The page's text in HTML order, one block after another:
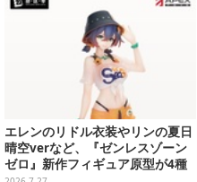
エレンのリドル衣装やリンの夏日
晴空verなど、『ゼンレスゾーン
ゼロ』新作フィギュア原型が4種